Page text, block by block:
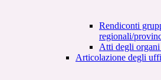
Rendiconti
regionali/
Atti degli
Articolazione degli